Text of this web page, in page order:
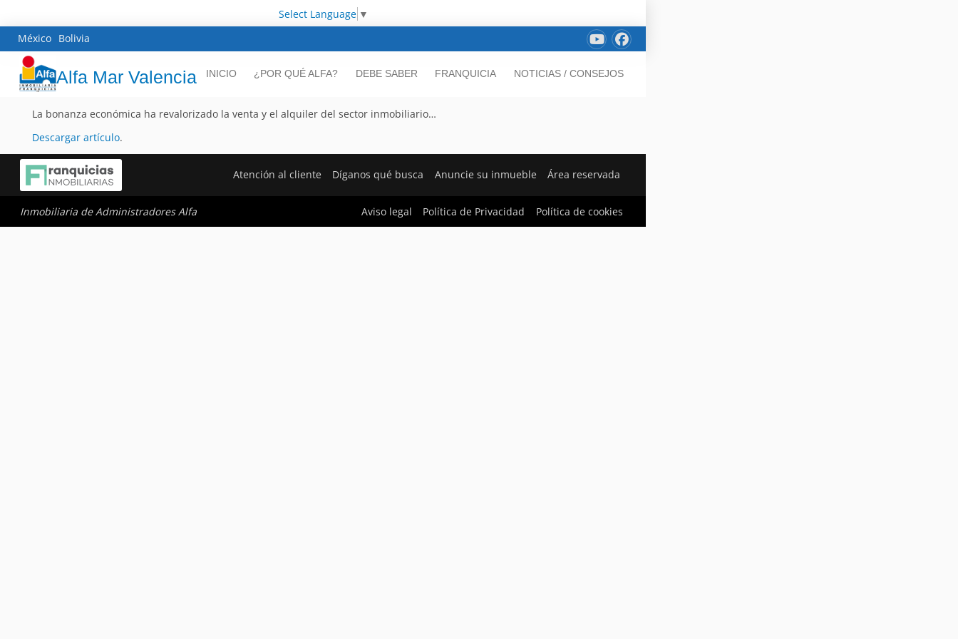
Select Language ▼
México Bolivia
Alfa Mar Valencia INICIO ¿POR QUÉ ALFA? DEBE SABER FRANQUICIA NOTICIAS / CONSEJOS
La bonanza económica ha revalorizado la venta y el alquiler del sector inmobiliario…
Descargar artículo.
Atención al cliente Díganos qué busca Anuncie su inmueble Área reservada
Inmobiliaria de Administradores Alfa Aviso legal Política de Privacidad Política de cookies